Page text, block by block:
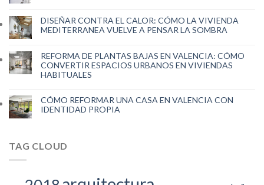
DISEÑAR CONTRA EL CALOR: CÓMO LA VIVIENDA
MEDITERRANEA VUELVE A PENSAR LA SOMBRA
REFORMA DE PLANTAS BAJAS EN VALENCIA: CÓMO
CONVERTIR ESPACIOS URBANOS EN VIVIENDAS
HABITUALES
CÓMO REFORMAR UNA CASA EN VALENCIA CON
IDENTIDAD PROPIA
TAG CLOUD